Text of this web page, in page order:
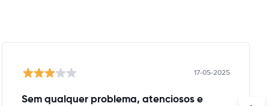
17-05-2025
Sem qualquer problema, atenciosos e